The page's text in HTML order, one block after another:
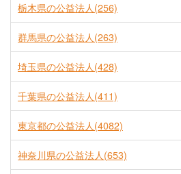
栃木県の公益法人(256)
群馬県の公益法人(263)
埼玉県の公益法人(428)
千葉県の公益法人(411)
東京都の公益法人(4082)
神奈川県の公益法人(653)